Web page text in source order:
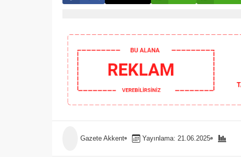
Gazete Akkent Yayınlama: 21.06.2025